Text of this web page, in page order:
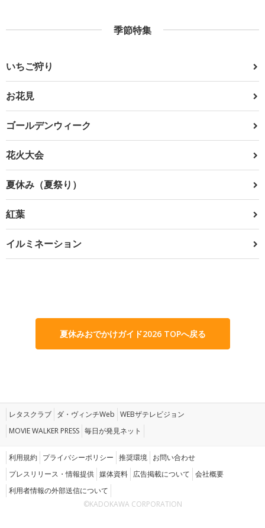
季節特集
いちご狩り
お花見
ゴールデンウィーク
花火大会
夏休み（夏祭り）
紅葉
イルミネーション
夏休みおでかけガイド2026 TOPへ戻る
レタスクラブ ダ・ヴィンチWeb WEBザテレビジョン
MOVIE WALKER PRESS 毎日が発見ネット
利用規約 プライバシーポリシー 推奨環境 お問い合わせ
プレスリリース・情報提供 媒体資料 広告掲載について 会社概要
利用者情報の外部送信について
©KADOKAWA CORPORATION